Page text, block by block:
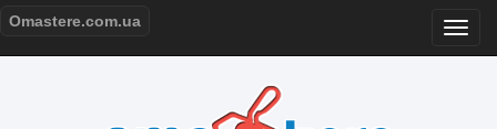
Omastere.com.ua